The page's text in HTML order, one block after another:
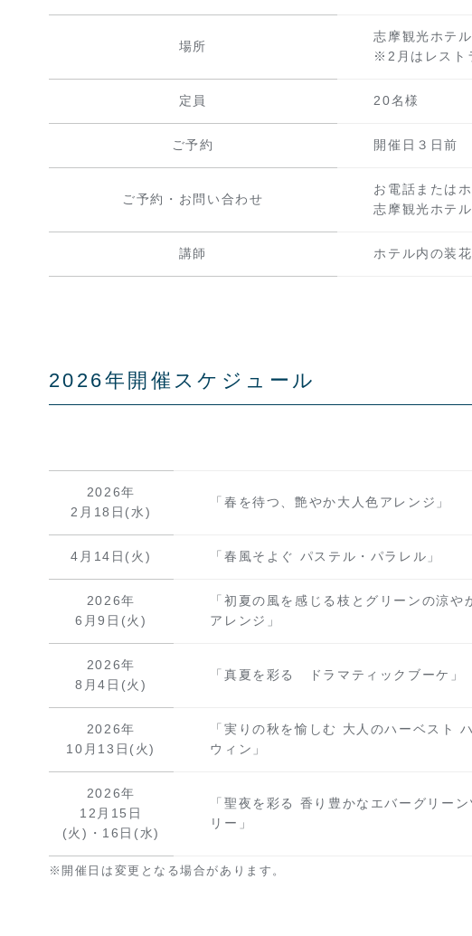
場所
志摩観光ホテ
※2月はレスト
定員 20名様
ご予約 開催日３日前
ご予約・お問い合わせ
お電話または
志摩観光ホテ
講師 ホテル内の装
2026年開催スケジュール
2026年
2月18日(水)
「春を待つ、艶やか大人色アレンジ」
4月14日(火) 「春風そよぐ パステル・パラレル」
2026年
6月9日(火)
「初夏の風を感じる枝とグリーンの涼や
アレンジ」
2026年
8月4日(火)
「真夏を彩る ドラマティックブーケ」
2026年
10月13日(火)
「実りの秋を愉しむ 大人のハーベスト
ウィン」
2026年
12月15日
(火)・16日(水)
「聖夜を彩る 香り豊かなエバーグリーン
リー」
※開催日は変更となる場合があります。